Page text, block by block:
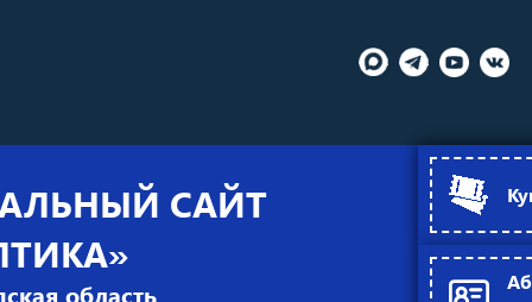
САЙТ
область